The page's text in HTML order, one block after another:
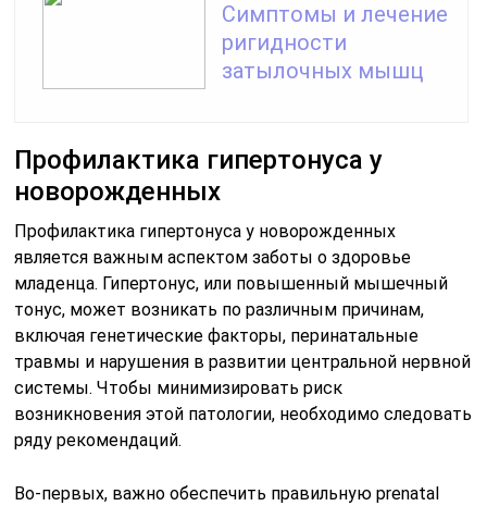
Симптомы и лечение
ригидности
затылочных мышц
Профилактика гипертонуса у
новорожденных
Профилактика гипертонуса у новорожденных
является важным аспектом заботы о здоровье
младенца. Гипертонус, или повышенный мышечный
тонус, может возникать по различным причинам,
включая генетические факторы, перинатальные
травмы и нарушения в развитии центральной нервной
системы. Чтобы минимизировать риск
возникновения этой патологии, необходимо следовать
ряду рекомендаций.
Во-первых, важно обеспечить правильную prenatal